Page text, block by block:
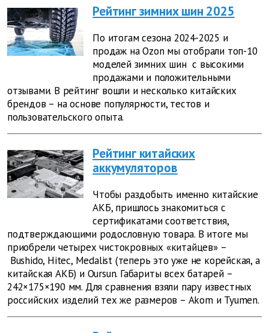
Рейтинг зимних шин 2025
По итогам сезона 2024-2025 и
продаж на Ozon мы отобрали топ-10
моделей зимних шин с высокими
продажами и положительными
отзывами. В рейтинг вошли и несколько китайских
брендов – на основе популярности, тестов и
пользовательского опыта.
Рейтинг китайских
аккумуляторов
Чтобы раздобыть именно китайские
АКБ, пришлось знакомиться с
сертификатами соответствия,
подтверждающими родословную товара. В итоге мы
приобрели четырех чистокровных «китайцев» –
Bushido, Hitec, Medalist (теперь это уже не корейская, а
китайская АКБ) и Oursun. Габариты всех батарей –
242×175×190 мм. Для сравнения взяли пару известных
российских изделий тех же размеров – Akom и Tyumen.